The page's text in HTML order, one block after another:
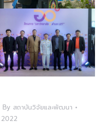
By สถาบันวิจัยและพัฒนา